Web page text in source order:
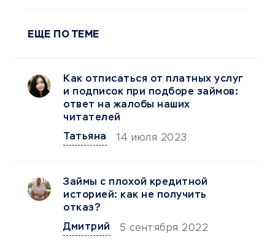
ЕЩЕ ПО ТЕМЕ
Как отписаться от платных услуг
и подписок при подборе займов:
ответ на жалобы наших
читателей
Татьяна
14 июля 2023
Займы с плохой кредитной
историей: как не получить
отказ?
Дмитрий
5 сентября 2022